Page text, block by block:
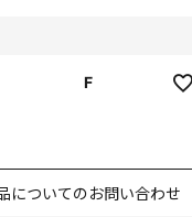
F
についてのお問い合わせ